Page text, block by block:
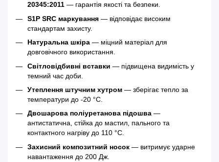
20345:2011 — гарантія якості та безпеки.
S1P SRC маркування — відповідає високим
стандартам захисту.
Натуральна шкіра — міцний матеріал для
довговічного використання.
Світловідбивні вставки — підвищена видимість у
темний час доби.
Утеплення штучним хутром — зберігає тепло за
температури до -20 °С.
Двошарова поліуретанова підошва —
антистатична, стійка до мастил, пального та
контактного нагріву до 110 °C.
Захисний композитний носок — витримує ударне
навантаження до 200 Дж.